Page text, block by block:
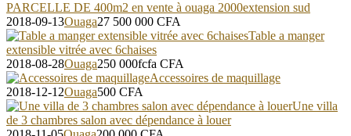
PARCELLE DE 400m2 en vente à ouaga 2000extension sud
2018-09-13Ouaga27 500 000 CFA
Table a manger
extensible vitrée avec 6chaises
2018-08-28Ouaga250 000fcfa CFA
Accessoires de maquillage
2018-12-12Ouaga500 CFA
Une villa
de 3 chambres salon avec dépendance à louer